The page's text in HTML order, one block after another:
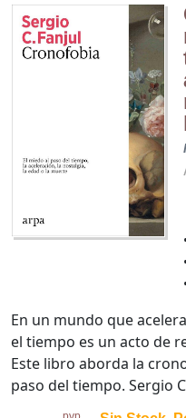
En un mundo que
el tiempo es un acto de
Este libro aborda la
paso del tiempo. Sergio